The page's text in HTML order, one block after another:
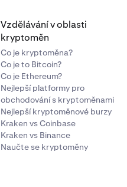
Vzdělávání v oblasti
kryptoměn
Co je kryptoměna?
Co je to Bitcoin?
Co je Ethereum?
Nejlepší platformy pro
obchodování s kryptoměnami
Nejlepší kryptoměnové burzy
Kraken vs Coinbase
Kraken vs Binance
Naučte se kryptoměny